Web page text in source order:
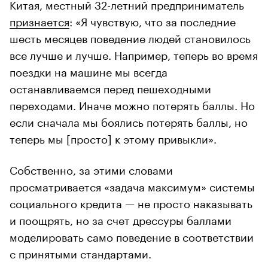
Китая, местный 32-летний предприниматель
признается: «Я чувствую, что за последние
шесть месяцев поведение людей становилось
все лучше и лучше. Например, теперь во время
поездки на машине мы всегда
останавливаемся перед пешеходными
переходами. Иначе можно потерять баллы. Но
если сначала мы боялись потерять баллы, но
теперь мы [просто] к этому привыкли».
Собственно, за этими словами
просматривается «задача максимум» системы
социального кредита — не просто наказывать
и поощрять, но за счет дрессуры баллами
моделировать само поведение в соответствии
с принятыми стандартами.